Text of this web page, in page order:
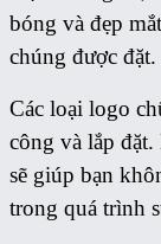
bóng và đẹp
chúng được đặt.
Các loại logo
công và lắp đặt.
sẽ giúp bạn
trong quá trình